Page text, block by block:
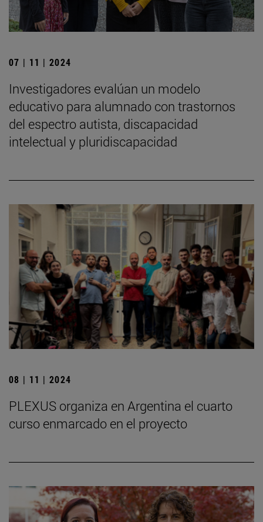
07 | 11 | 2024
Investigadores evalúan un modelo
educativo para alumnado con trastornos
del espectro autista, discapacidad
intelectual y pluridiscapacidad
08 | 11 | 2024
PLEXUS organiza en Argentina el cuarto
curso enmarcado en el proyecto